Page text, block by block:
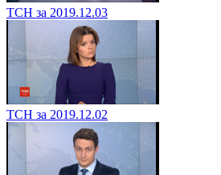
ТСН за 2019.12.03
ТСН за 2019.12.02